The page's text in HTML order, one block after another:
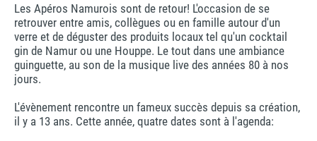
Les Apéros Namurois sont de retour! L'occasion de se
retrouver entre amis, collègues ou en famille autour d'un
verre et de déguster des produits locaux tel qu'un cocktail
gin de Namur ou une Houppe. Le tout dans une ambiance
guinguette, au son de la musique live des années 80 à nos
jours.
L'évènement rencontre un fameux succès depuis sa création,
il y a 13 ans. Cette année, quatre dates sont à l'agenda: